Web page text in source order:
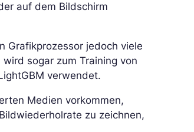
auf dem Bildschirm
Grafikprozessor jedoch viele
sogar zum Training von
verwendet.
Medien vorkommen,
zu zeichnen,